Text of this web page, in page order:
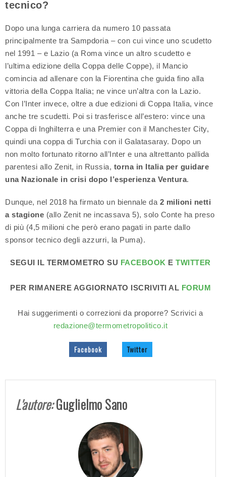
tecnico?
Dopo una lunga carriera da numero 10 passata
principalmente tra Sampdoria – con cui vince uno scudetto
nel 1991 – e Lazio (a Roma vince un altro scudetto e
l’ultima edizione della Coppa delle Coppe), il Mancio
comincia ad allenare con la Fiorentina che guida fino alla
vittoria della Coppa Italia; ne vince un’altra con la Lazio.
Con l’Inter invece, oltre a due edizioni di Coppa Italia, vince
anche tre scudetti. Poi si trasferisce all’estero: vince una
Coppa di Inghilterra e una Premier con il Manchester City,
quindi una coppa di Turchia con il Galatasaray. Dopo un
non molto fortunato ritorno all’Inter e una altrettanto pallida
parentesi allo Zenit, in Russia, torna in Italia per guidare
una Nazionale in crisi dopo l’esperienza Ventura.
Dunque, nel 2018 ha firmato un biennale da 2 milioni netti
a stagione (allo Zenit ne incassava 5), solo Conte ha preso
di più (4,5 milioni che però erano pagati in parte dallo
sponsor tecnico degli azzurri, la Puma).
SEGUI IL TERMOMETRO SU FACEBOOK ETWITTER
PER RIMANERE AGGIORNATO ISCRIVITI AL FORUM
Hai suggerimenti o correzioni da proporre? Scrivici a
redazione@termometropolitico.it
Facebook Twitter
L'autore:Guglielmo Sano